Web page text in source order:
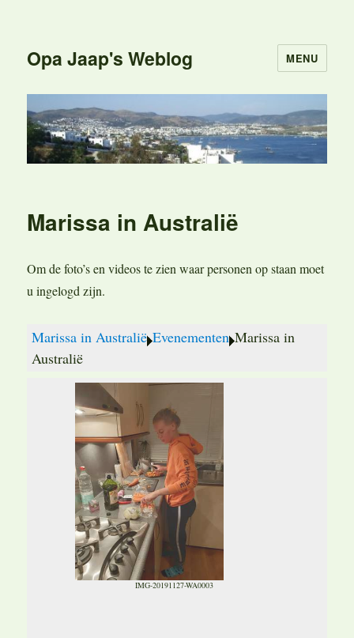
Opa Jaap's Weblog MENU
Marissa in Australië
Om de foto’s en videos te zien waar personen op staan moet
u ingelogd zijn.
Marissa in Australië Evenementen Marissa in
Australië
IMG-20191127-WA0003